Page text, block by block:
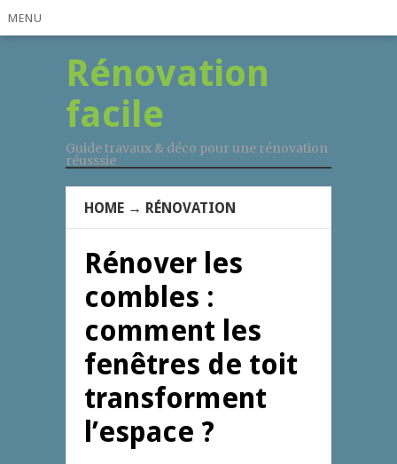
MENU
Rénovation
facile
Guide travaux & déco pour une rénovation
réusssie
HOME → RÉNOVATION
Rénover les
combles :
comment les
fenêtres de toit
transforment
l’espace ?